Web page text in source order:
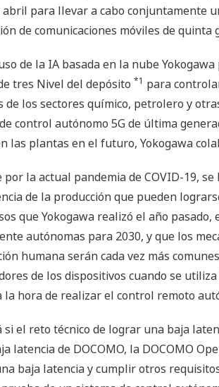
abril para llevar a cabo conjuntamente
de comunicaciones móviles de
de la IA basada en la nube
tres Nivel del depósito *1 para
de los sectores químico, petrolero y
control autónomo 5G de última
las plantas en el futuro, Yokogawa
la actual pandemia de COVID-19,
de la producción que pueden
que Yokogawa realizó el año
autónomas para 2030, y que los
humana serán cada vez más
de los dispositivos cuando se
la hora de realizar el control remoto
si el reto técnico de lograr una baja
latencia de DOCOMO, la DOCOMO
baja latencia y cumplir otros